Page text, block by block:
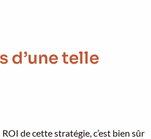
d’une telle
de cette stratégie, c’est bien sûr